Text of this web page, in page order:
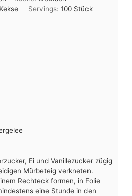
Servings:100 Stück
Ei und Vanillezucker zügig
Mürbeteig verkneten.
Rechteck formen, in Folie
eine Stunde in den